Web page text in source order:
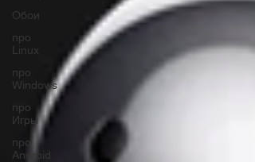
Обои
про
Linux
про
Windows
про
Игры
про
Android